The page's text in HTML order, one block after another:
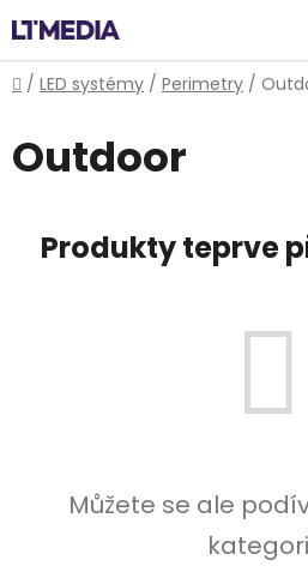
na
obsah
Domů
/ LED systémy / Perimetry /
Outdoor
Produkty teprve
Můžete se ale